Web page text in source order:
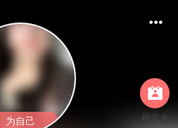

为自己

相亲卡